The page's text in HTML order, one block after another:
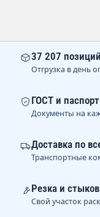
37 207
Отгрузка в день
ГОСТ и
Документы на
Доставка по
Транспортные
Резка и
Свой участок